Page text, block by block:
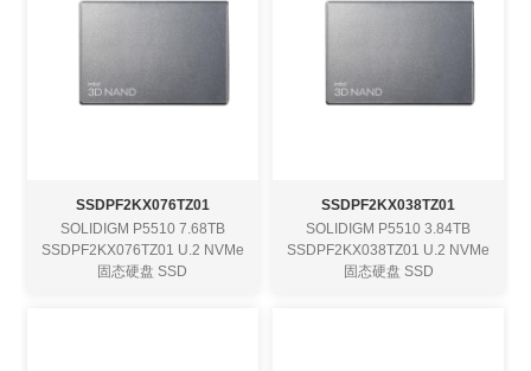
SSDPF2KX076TZ01
SOLIDIGM P5510 7.68TB
SSDPF2KX076TZ01 U.2 NVMe
固态硬盘 SSD
SSDPF2KX038TZ01
SOLIDIGM P5510 3.84TB
SSDPF2KX038TZ01 U.2 NVMe
固态硬盘 SSD